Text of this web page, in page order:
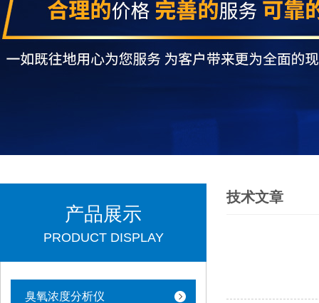
产品展示
PRODUCT DISPLAY
臭氧浓度分析仪
技术文章